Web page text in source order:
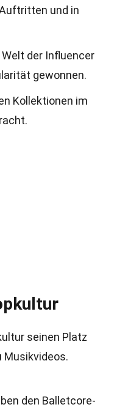
und in
der Influencer
gewonnen.
Kollektionen im
seinen Platz
Musikvideos.
den Balletcore-